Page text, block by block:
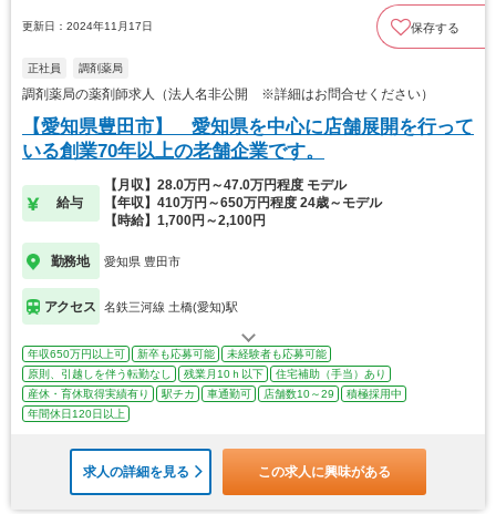
更新日：2024年11月17日 保存する
正社員 調剤薬局
調剤薬局の薬剤師求人（法人名非公開 ※詳細はお問合せください）
【愛知県豊田市】 愛知県を中心に店舗展開を行って
いる創業70年以上の老舗企業です。
給与
【月収】28.0万円～47.0万円程度 モデル
【年収】410万円～650万円程度 24歳～モデル
【時給】1,700円～2,100円
勤務地 愛知県 豊田市
アクセス 名鉄三河線 土橋(愛知)駅
年収650万円以上可 新卒も応募可能
未経験者も応募可能
原則、引越しを伴う転勤なし
残業月10ｈ以下
住宅補助（手当）あり
産休・育休取得実績有り
駅チカ 車通勤可 店舗数10～29
積極採用中
年間休日120日以上
求人の詳細を見る この求人に興味がある